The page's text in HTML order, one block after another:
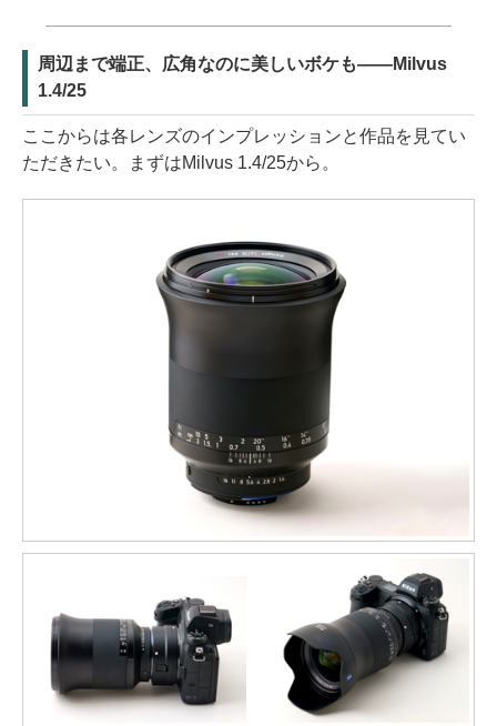
周辺まで端正、広角なのに美しいボケも——Milvus
1.4/25
ここからは各レンズのインプレッションと作品を見てい
ただきたい。まずはMilvus 1.4/25から。